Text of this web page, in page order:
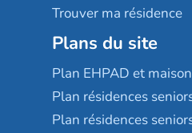
Trouver ma résidence
Plans du site
Plan EHPAD et
Plan résidences
Plan résidences